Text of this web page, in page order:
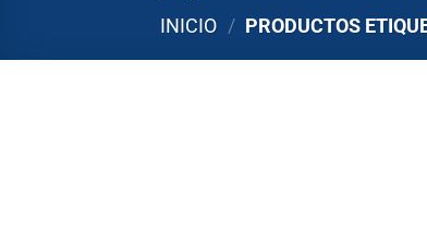
INICIO / PRODUCTOS